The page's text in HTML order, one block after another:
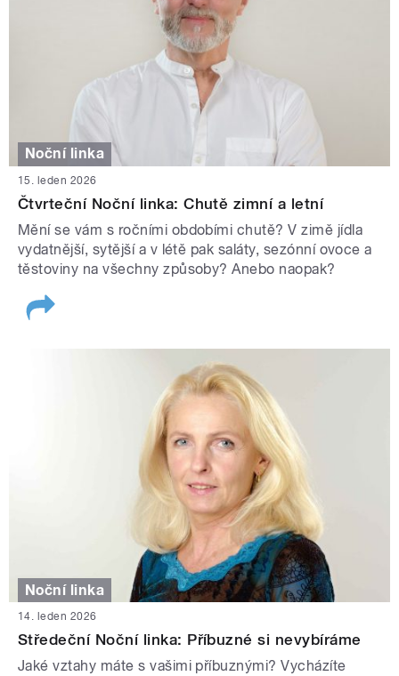
Noční linka
15. leden 2026
Čtvrteční Noční linka: Chutě zimní a letní
Mění se vám s ročními obdobími chutě? V zimě jídla
vydatnější, sytější a v létě pak saláty, sezónní ovoce a
těstoviny na všechny způsoby? Anebo naopak?
Noční linka
14. leden 2026
Středeční Noční linka: Příbuzné si nevybíráme
Jaké vztahy máte s vašimi příbuznými? Vycházíte